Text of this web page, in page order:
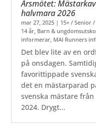
Årsmötet:
halvmara 2026
mar 27, 2025 | 15+ / Senior
14 år, Barn &
informerar, MAI Runners
Det blev lite av en
på onsdagen.
favorittippade
det en mästarparad
svenska mästare
2024. Drygt...